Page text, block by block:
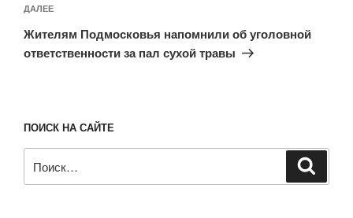
Следующая
запись
ДАЛЕЕ
Жителям Подмосковья напомнили об уголовной
ответственности за пал сухой травы
ПОИСК НА САЙТЕ